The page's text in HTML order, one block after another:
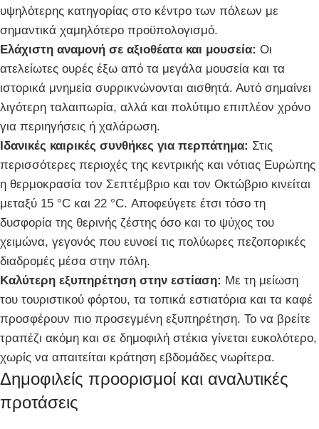
υψηλότερης κατηγορίας στο κέντρο των πόλεων με
σημαντικά χαμηλότερο προϋπολογισμό.
Ελάχιστη αναμονή σε αξιοθέατα και μουσεία: Οι
ατελείωτες ουρές έξω από τα μεγάλα μουσεία και τα
ιστορικά μνημεία συρρικνώνονται αισθητά. Αυτό σημαίνει
λιγότερη ταλαιπωρία, αλλά και πολύτιμο επιπλέον χρόνο
για περιηγήσεις ή χαλάρωση.
Ιδανικές καιρικές συνθήκες για περπάτημα: Στις
περισσότερες περιοχές της κεντρικής και νότιας Ευρώπης
η θερμοκρασία τον Σεπτέμβριο και τον Οκτώβριο κινείται
μεταξύ 15 °C και 22 °C. Αποφεύγετε έτσι τόσο τη
δυσφορία της θερινής ζέστης όσο και το ψύχος του
χειμώνα, γεγονός που ευνοεί τις πολύωρες πεζοπορικές
διαδρομές μέσα στην πόλη.
Καλύτερη εξυπηρέτηση στην εστίαση: Με τη μείωση
του τουριστικού φόρτου, τα τοπικά εστιατόρια και τα καφέ
προσφέρουν πιο προσεγμένη εξυπηρέτηση. Το να βρείτε
τραπέζι ακόμη και σε δημοφιλή στέκια γίνεται ευκολότερο,
χωρίς να απαιτείται κράτηση εβδομάδες νωρίτερα.
Δημοφιλείς προορισμοί και αναλυτικές
προτάσεις